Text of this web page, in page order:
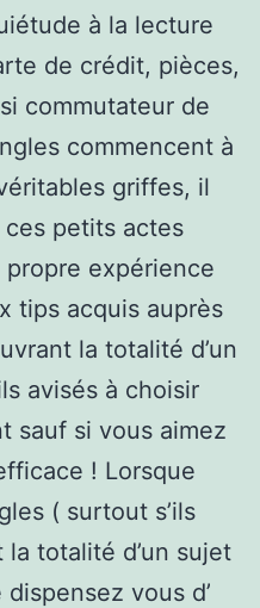
à la lecture
de crédit, pièces,
commutateur de
commencent à
griffes, il
petits actes
expérience
tips acquis auprès
la totalité d’un
avisés à choisir
sauf si vous aimez
! Lorsque
( surtout s’ils
totalité d’un sujet
vous d’